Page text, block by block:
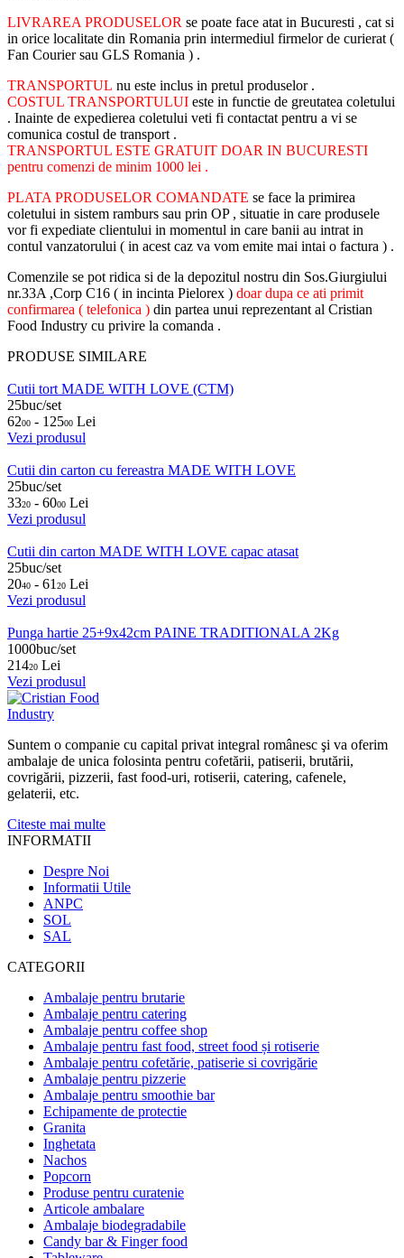
LIVRAREA PRODUSELOR se poate face atat in Bucuresti , cat si
in orice localitate din Romania prin intermediul firmelor de curierat (
Fan Courier sau GLS Romania ) .
TRANSPORTUL nu este inclus in pretul produselor .
COSTUL TRANSPORTULUI este in functie de greutatea coletului
. Inainte de expedierea coletului veti fi contactat pentru a vi se
comunica costul de transport .
TRANSPORTUL ESTE GRATUIT DOAR IN BUCURESTI
pentru comenzi de minim 1000 lei .
PLATA PRODUSELOR COMANDATE se face la primirea
coletului in sistem ramburs sau prin OP , situatie in care produsele
vor fi expediate clientului in momentul in care banii au intrat in
contul vanzatorului ( in acest caz va vom emite mai intai o factura ) .
Comenzile se pot ridica si de la depozitul nostru din Sos.Giurgiului
nr.33A ,Corp C16 ( in incinta Pielorex ) doar dupa ce ati primit
confirmarea ( telefonica ) din partea unui reprezentant al Cristian
Food Industry cu privire la comanda .
PRODUSE SIMILARE
Cutii tort MADE WITH LOVE (CTM)
25buc/set
6200 - 12500 Lei
Vezi produsul
Cutii din carton cu fereastra MADE WITH LOVE
25buc/set
3320 - 6000 Lei
Vezi produsul
Cutii din carton MADE WITH LOVE capac atasat
25buc/set
2040 - 61 20 Lei
Vezi produsul
Punga hartie 25+9x42cm PAINE TRADITIONALA 2Kg
1000buc/set
21420 Lei
Vezi produsul
Suntem o companie cu capital privat integral românesc şi va oferim
ambalaje de unica folosinta pentru cofetării, patiserii, brutării,
covrigării, pizzerii, fast food-uri, rotiserii, catering, cafenele,
gelaterii, etc.
Citeste mai multe
INFORMATII
Despre Noi
Informatii Utile
ANPC
SOL
SAL
CATEGORII
Ambalaje pentru brutarie
Ambalaje pentru catering
Ambalaje pentru coffee shop
Ambalaje pentru fast food, street food și rotiserie
Ambalaje pentru cofetărie, patiserie si covrigărie
Ambalaje pentru pizzerie
Ambalaje pentru smoothie bar
Echipamente de protectie
Granita
Inghetata
Nachos
Popcorn
Produse pentru curatenie
Articole ambalare
Ambalaje biodegradabile
Candy bar & Finger food